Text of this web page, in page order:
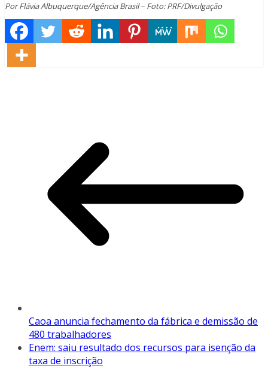
Por Flávia Albuquerque/Agência Brasil – Foto: PRF/Divulgação
Caoa anuncia fechamento da fábrica e demissão de
480 trabalhadores
Enem: saiu resultado dos recursos para isenção da
taxa de inscrição